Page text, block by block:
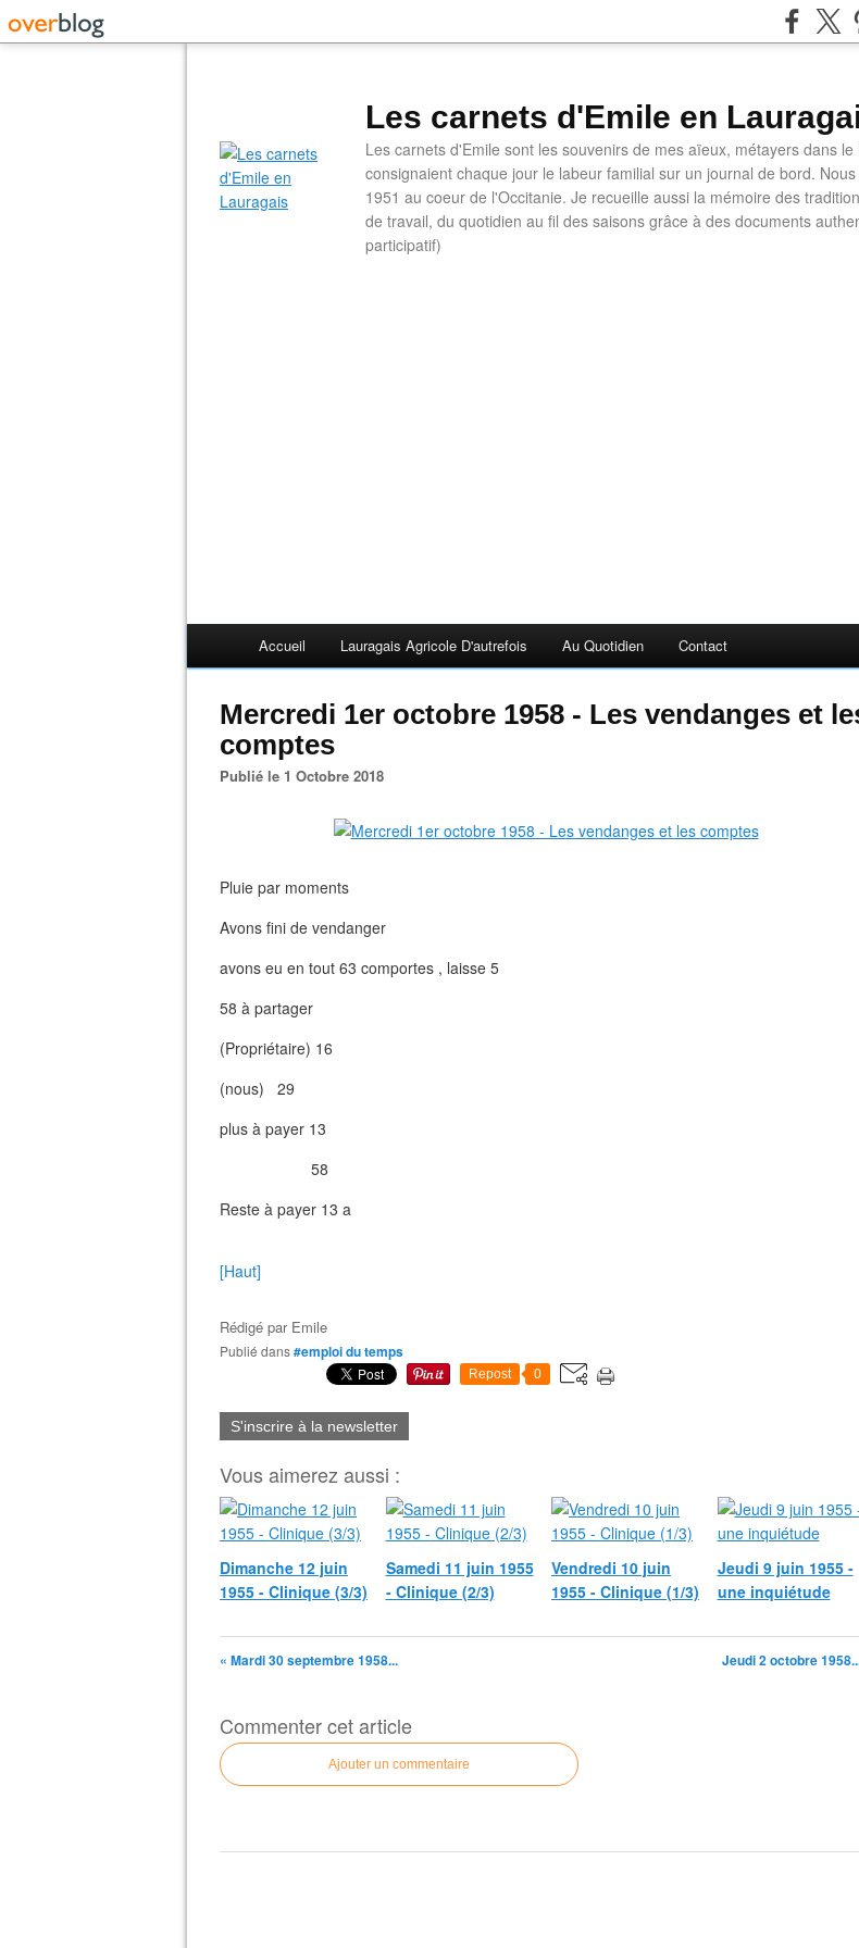
Les carnets d'Emile en
Les carnets d'Emile sont les souvenirs de mes aïeux, métayers dans
consignaient chaque jour le labeur familial sur un journal de bord.
1951 au coeur de l'Occitanie. Je recueille aussi la mémoire des
de travail, du quotidien au fil des saisons grâce à des documents
participatif)
Accueil Lauragais Agricole D'autrefois Au Quotidien Contact
Mercredi 1er octobre 1958 - Les vendanges et
comptes
Publié le 1 Octobre 2018
Pluie par moments
Avons fini de vendanger
avons eu en tout 63 comportes , laisse 5
58 à partager
(Propriétaire) 16
(nous) 29
plus à payer 13
58
Reste à payer 13 a
[Haut]
Rédigé par Emile
Publié dans#emploi du temps
Repost 0
S'inscrire à la newsletter
Vous aimerez aussi :
Dimanche 12 juin
1955 - Clinique (3/3)
Samedi 11 juin 1955
- Clinique (2/3)
Vendredi 10 juin
1955 - Clinique (1/3)
Jeudi 9 juin 1955 -
une inquiétude
« Mardi 30 septembre 1958... Jeudi 2 octobre
Commenter cet article
Ajouter un commentaire